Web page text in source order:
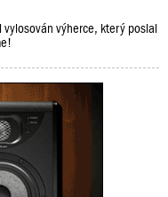
výherce, který poslal